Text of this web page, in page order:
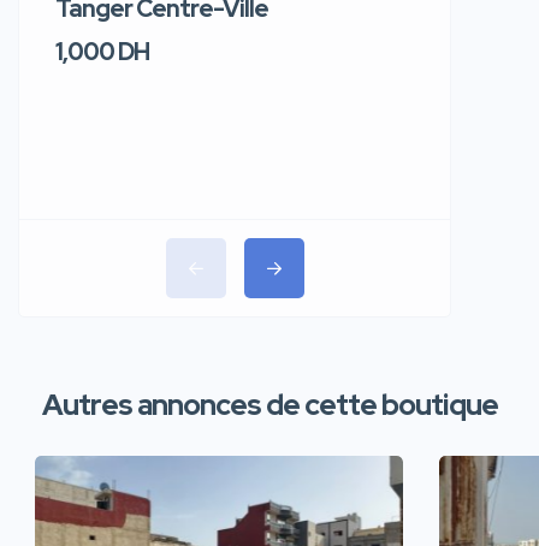
Tanger Centre-Ville
1,000 DH
Autres annonces de cette boutique